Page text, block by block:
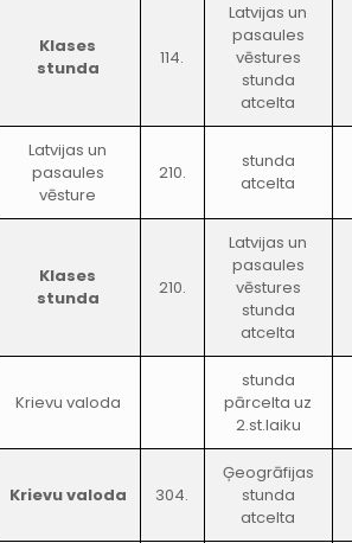
Klases
stunda
114.
Latvijas un
pasaules
vēstures
stunda
atcelta
Latvijas un
pasaules
vēsture
210.
stunda
atcelta
Klases
stunda
210.
Latvijas un
pasaules
vēstures
stunda
atcelta
Krievu valoda
stunda
pārcelta uz
2.st.laiku
Krievu valoda 304.
Ģeogrāfijas
stunda
atcelta